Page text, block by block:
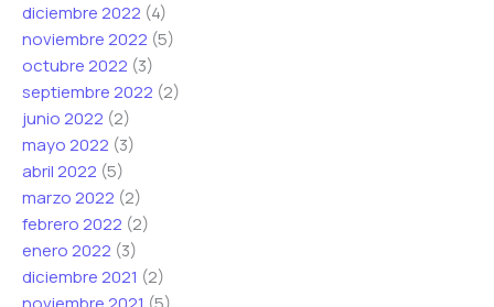
diciembre 2022 (4)
noviembre 2022 (5)
octubre 2022 (3)
septiembre 2022 (2)
junio 2022 (2)
mayo 2022 (3)
abril 2022 (5)
marzo 2022 (2)
febrero 2022 (2)
enero 2022 (3)
diciembre 2021 (2)